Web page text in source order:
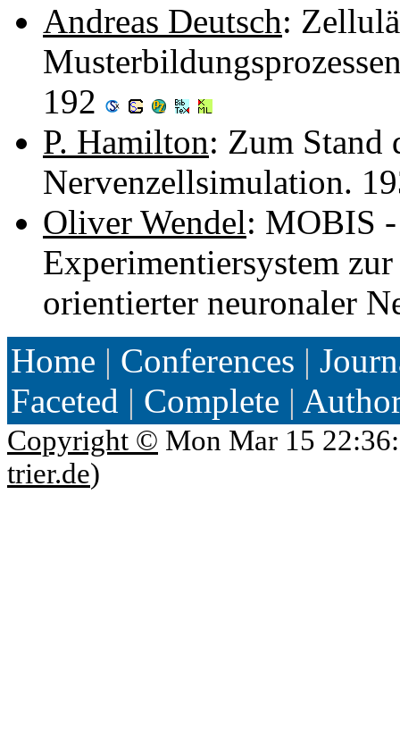
Andreas Deutsch:
192
P. Hamilton: Zum Stand
Nervenzellsimulation.
Oliver Wendel: MOBIS -
Experimentiersystem
orientierter neuronaler
Home | Conferences |
Faceted | Complete |
Copyright © Mon Mar 15
trier.de)